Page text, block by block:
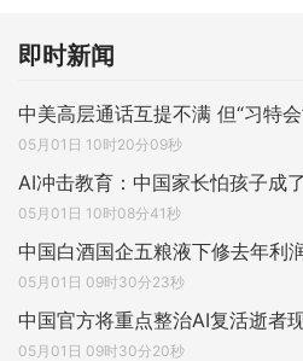
即时新闻
中美高层通话互提不满 但“习特
05月01日 10时20分09秒
AI冲击教育：中国家长怕孩子成
05月01日 10时08分41秒
中国白酒国企五粮液下修去年利
05月01日 09时30分23秒
中国官方将重点整治AI复活逝者
05月01日 09时30分20秒